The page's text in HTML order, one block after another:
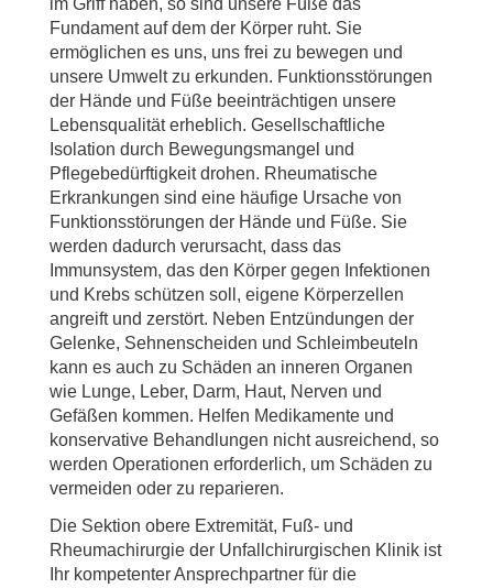
im Griff haben, so sind unsere Füße das
Fundament auf dem der Körper ruht. Sie
ermöglichen es uns, uns frei zu bewegen und
unsere Umwelt zu erkunden. Funktionsstörungen
der Hände und Füße beeinträchtigen unsere
Lebensqualität erheblich. Gesellschaftliche
Isolation durch Bewegungsmangel und
Pflegebedürftigkeit drohen. Rheumatische
Erkrankungen sind eine häufige Ursache von
Funktionsstörungen der Hände und Füße. Sie
werden dadurch verursacht, dass das
Immunsystem, das den Körper gegen Infektionen
und Krebs schützen soll, eigene Körperzellen
angreift und zerstört. Neben Entzündungen der
Gelenke, Sehnenscheiden und Schleimbeuteln
kann es auch zu Schäden an inneren Organen
wie Lunge, Leber, Darm, Haut, Nerven und
Gefäßen kommen. Helfen Medikamente und
konservative Behandlungen nicht ausreichend, so
werden Operationen erforderlich, um Schäden zu
vermeiden oder zu reparieren.
Die Sektion obere Extremität, Fuß- und
Rheumachirurgie der Unfallchirurgischen Klinik ist
Ihr kompetenter Ansprechpartner für die